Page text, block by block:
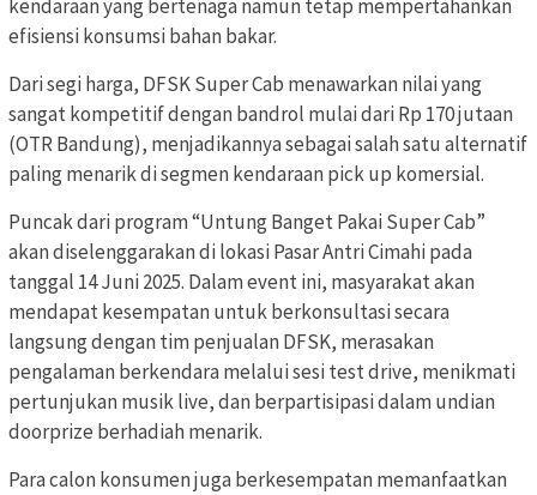
kendaraan yang bertenaga namun tetap mempertahankan
efisiensi konsumsi bahan bakar.
Dari segi harga, DFSK Super Cab menawarkan nilai yang
sangat kompetitif dengan bandrol mulai dari Rp 170 jutaan
(OTR Bandung), menjadikannya sebagai salah satu alternatif
paling menarik di segmen kendaraan pick up komersial.
Puncak dari program “Untung Banget Pakai Super Cab”
akan diselenggarakan di lokasi Pasar Antri Cimahi pada
tanggal 14 Juni 2025. Dalam event ini, masyarakat akan
mendapat kesempatan untuk berkonsultasi secara
langsung dengan tim penjualan DFSK, merasakan
pengalaman berkendara melalui sesi test drive, menikmati
pertunjukan musik live, dan berpartisipasi dalam undian
doorprize berhadiah menarik.
Para calon konsumen juga berkesempatan memanfaatkan